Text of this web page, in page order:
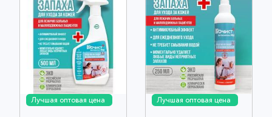
Лучшая оптовая цена Лучшая оптовая цена